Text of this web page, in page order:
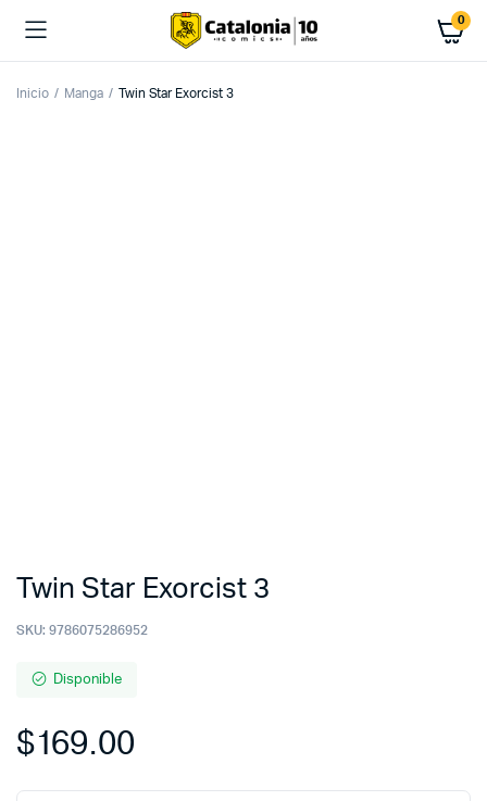
0
Inicio Manga Twin Star Exorcist 3
Twin Star Exorcist 3
SKU: 9786075286952
Disponible
$169.00